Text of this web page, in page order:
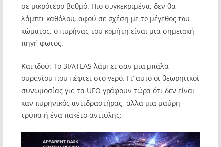
σε μικρότερο βαθμό. Πιο συγκεκριμένα, δεν θα
λάμπει καθόλου, αφού σε σχέση με το μέγεθος του
κώματος, ο πυρήνας του κομήτη είναι μια σημειακή
πηγή φωτός.
Και ιδού: Το 3I/ATLAS λάμπει σαν μια μπάλα
ουρανίου που πέφτει στο νερό. Γι’ αυτό οι θεωρητικοί
συνωμοσίας για τα UFO γράφουν τώρα ότι δεν είναι
καν πυρηνικός αντιδραστήρας, αλλά μια μαύρη
τρύπα ή ένα πακέτο αντιύλης: